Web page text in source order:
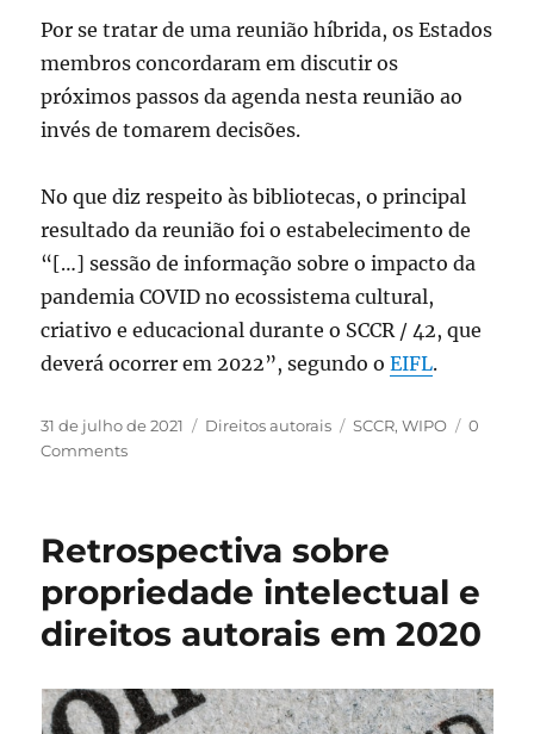
Por se tratar de uma reunião híbrida, os Estados
membros concordaram em discutir os
próximos passos da agenda nesta reunião ao
invés de tomarem decisões.
No que diz respeito às bibliotecas, o principal
resultado da reunião foi o estabelecimento de
“[…] sessão de informação sobre o impacto da
pandemia COVID no ecossistema cultural,
criativo e educacional durante o SCCR / 42, que
deverá ocorrer em 2022”, segundo oEIFL.
Publicado
em
31 de julho de 2021 Categorias
Direitos autorais Tags
SCCR,WIPO
0
Comments
Retrospectiva sobre
propriedade intelectual e
direitos autorais em 2020